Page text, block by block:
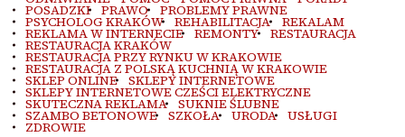
POSADZKI PRAWO PROBLEMY PRAWNE
PSYCHOLOG KRAKÓW REHABILITACJA REKALAM
REKLAMA W INTERNECIE REMONTY RESTAURACJA
RESTAURACJA KRAKÓW
RESTAURACJA PRZY RYNKU W KRAKOWIE
RESTAURACJA Z POLSKĄ KUCHNIĄ W KRAKOWIE
SKLEP ONLINE SKLEPY INTERNETOWE
SKLEPY INTERNETOWE CZEŚCI ELEKTRYCZNE
SKUTECZNA REKLAMA SUKNIE ŚLUBNE
SZAMBO BETONOWE SZKOŁA URODA USŁUGI
ZDROWIE